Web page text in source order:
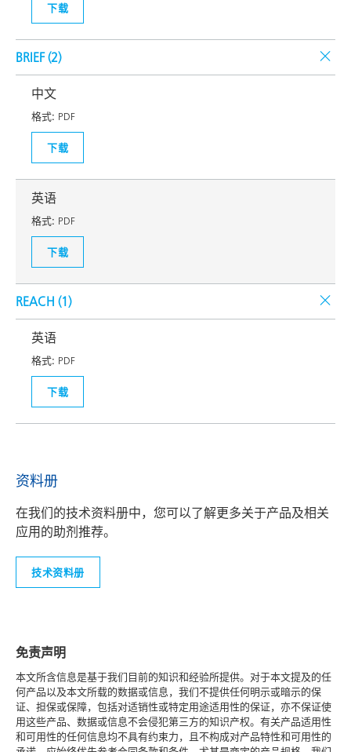
下载
BRIEF (2)
中文
格式: PDF
下载
英语
格式: PDF
下载
REACH (1)
英语
格式: PDF
下载
资料册
在我们的技术资料册中，您可以了解更多关于产品及相关
应用的助剂推荐。
技术资料册
免责声明
本文所含信息是基于我们目前的知识和经验所提供。对于本文提及的任
何产品以及本文所载的数据或信息，我们不提供任何明示或暗示的保
证、担保或保障，包括对适销性或特定用途适用性的保证，亦不保证使
用这些产品、数据或信息不会侵犯第三方的知识产权。有关产品适用性
和可用性的任何信息均不具有约束力，且不构成对产品特性和可用性的